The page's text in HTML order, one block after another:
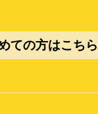
ての方はこちら